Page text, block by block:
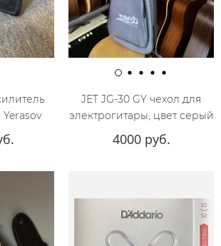
Yerasov
JET JG-30 GY чехол для
электрогитары, цвет серый
4000 руб.